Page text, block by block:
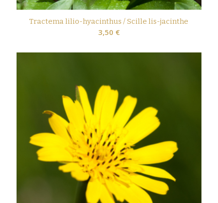
Tractema lilio-hyacinthus / Scille lis-jacinthe
3,50 €